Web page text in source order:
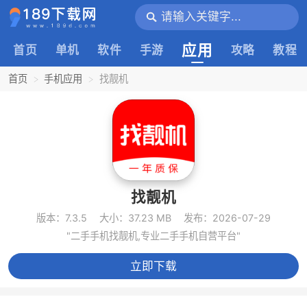
首页 单机 软件 手游 应用 攻略 教程
首页 手机应用 找靓机
找靓机
版本：7.3.5 大小：37.23 MB
发布：2026-07-29
"二手手机找靓机,专业二手手机自营平台"
立即下载